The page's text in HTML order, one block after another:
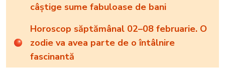
câștige sume fabuloase de bani
Horoscop săptămânal 02–08 februarie. O
zodie va avea parte de o întâlnire
fascinantă